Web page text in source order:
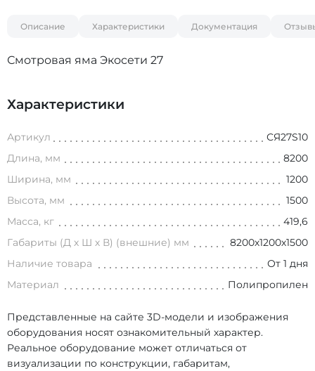
Описание Характеристики Документация
Смотровая яма Экосети 27
Характеристики
Артикул
СЯ27S10
Длина, мм
8200
Ширина, мм
1200
Высота, мм
1500
Масса, кг
419,6
Габариты (Д х Ш х В) (внешние) мм
8200х1200х1500
Наличие товара
От 1 дня
Материал
Полипропилен
Представленные на сайте 3D-модели и изображения
оборудования носят ознакомительный характер.
Реальное оборудование может отличаться от
визуализации по конструкции, габаритам,